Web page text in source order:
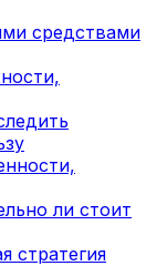
средствами
ли стоит
стратегия